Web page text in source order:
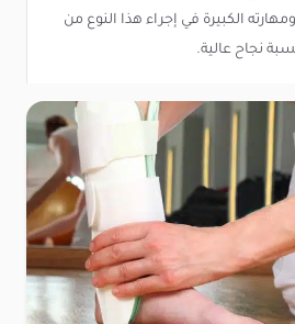
الكبيرة في إجراء هذا النوع من
نجاح عالية.